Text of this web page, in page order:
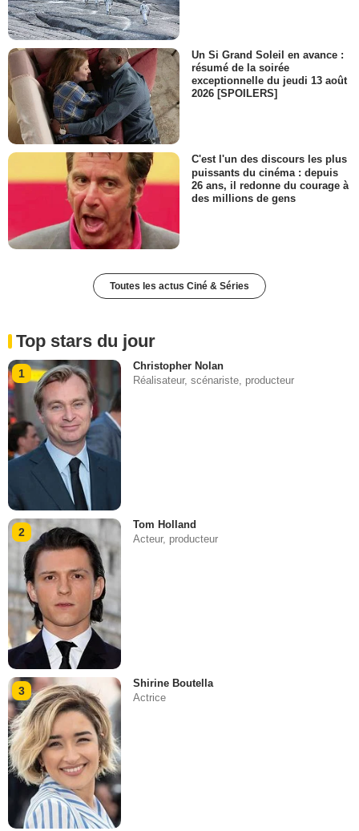
Un Si Grand Soleil en avance :
résumé de la soirée
exceptionnelle du jeudi 13 août
2026 [SPOILERS]
C'est l'un des discours les plus
puissants du cinéma : depuis
26 ans, il redonne du courage à
des millions de gens
Toutes les actus Ciné & Séries
Top stars du jour
1
Christopher Nolan
Réalisateur, scénariste, producteur
2
Tom Holland
Acteur, producteur
3
Shirine Boutella
Actrice